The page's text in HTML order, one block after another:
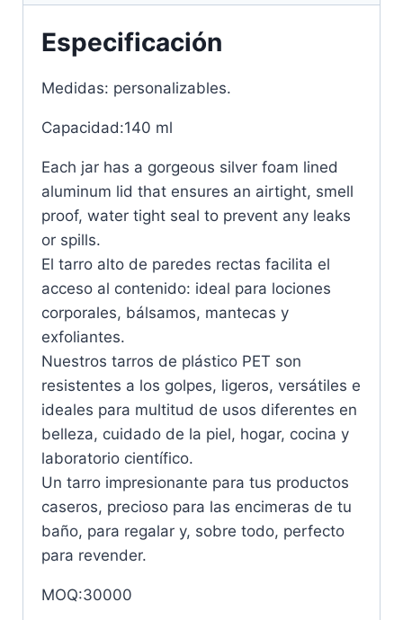
Especificación
Medidas: personalizables.
Capacidad:140 ml
Each jar has a gorgeous silver foam lined
aluminum lid that ensures an airtight, smell
proof, water tight seal to prevent any leaks
or spills.
El tarro alto de paredes rectas facilita el
acceso al contenido: ideal para lociones
corporales, bálsamos, mantecas y
exfoliantes.
Nuestros tarros de plástico PET son
resistentes a los golpes, ligeros, versátiles e
ideales para multitud de usos diferentes en
belleza, cuidado de la piel, hogar, cocina y
laboratorio científico.
Un tarro impresionante para tus productos
caseros, precioso para las encimeras de tu
baño, para regalar y, sobre todo, perfecto
para revender.
MOQ:30000